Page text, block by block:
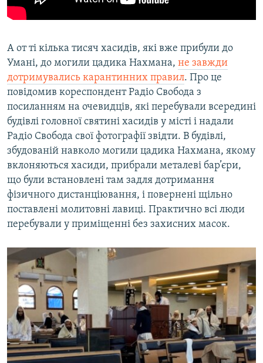
А от ті кілька тисяч хасидів, які вже прибули до
Умані, до могили цадика Нахмана, не завжди
дотримувались карантинних правил. Про це
повідомив кореспондент Радіо Свобода з
посиланням на очевидців, які перебували всередині
будівлі головної святині хасидів у місті і надали
Радіо Свобода свої фотографії звідти. В будівлі,
збудованій навколо могили цадика Нахмана, якому
вклоняються хасиди, прибрали металеві бар’єри,
що були встановлені там задля дотримання
фізичного дистанціювання, і повернені щільно
поставлені молитовні лавиці. Практично всі люди
перебували у приміщенні без захисних масок.